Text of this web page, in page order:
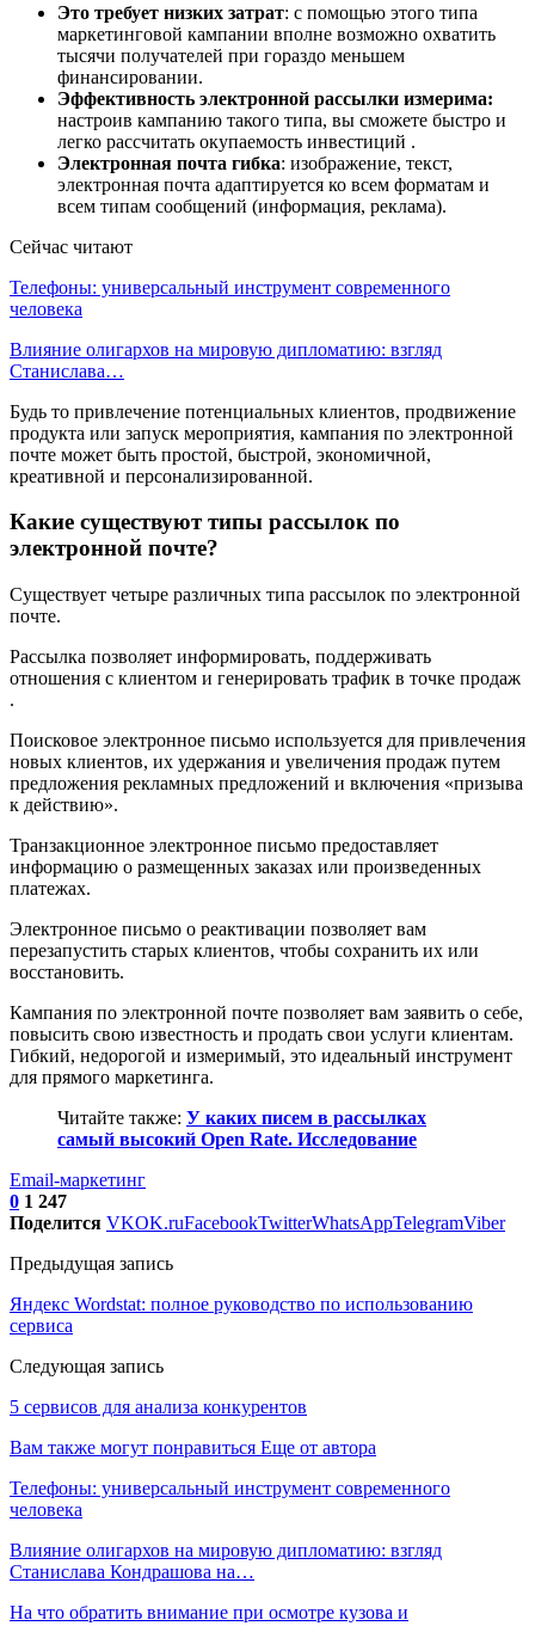
Это требует низких затрат: с помощью этого типа
маркетинговой кампании вполне возможно охватить
тысячи получателей при гораздо меньшем
финансировании.
Эффективность электронной рассылки измерима:
настроив кампанию такого типа, вы сможете быстро и
легко рассчитать окупаемость инвестиций .
Электронная почта гибка: изображение, текст,
электронная почта адаптируется ко всем форматам и
всем типам сообщений (информация, реклама).
Сейчас читают
Телефоны: универсальный инструмент современного
человека
Влияние олигархов на мировую дипломатию: взгляд
Станислава…
Будь то привлечение потенциальных клиентов, продвижение
продукта или запуск мероприятия, кампания по электронной
почте может быть простой, быстрой, экономичной,
креативной и персонализированной.
Какие существуют типы рассылок по
электронной почте?
Существует четыре различных типа рассылок по электронной
почте.
Рассылка позволяет информировать, поддерживать
отношения с клиентом и генерировать трафик в точке продаж
.
Поисковое электронное письмо используется для привлечения
новых клиентов, их удержания и увеличения продаж путем
предложения рекламных предложений и включения «призыва
к действию».
Транзакционное электронное письмо предоставляет
информацию о размещенных заказах или произведенных
платежах.
Электронное письмо о реактивации позволяет вам
перезапустить старых клиентов, чтобы сохранить их или
восстановить.
Кампания по электронной почте позволяет вам заявить о себе,
повысить свою известность и продать свои услуги клиентам.
Гибкий, недорогой и измеримый, это идеальный инструмент
для прямого маркетинга.
Читайте также: У каких писем в рассылках
самый высокий Open Rate. Исследование
Email-маркетинг
0 1 247
Поделится VKOK.ruFacebookTwitterWhatsAppTelegramViber
Предыдущая запись
Яндекс Wordstat: полное руководство по использованию
сервиса
Следующая запись
5 сервисов для анализа конкурентов
Вам также могут понравиться Еще от автора
Телефоны: универсальный инструмент современного
человека
Влияние олигархов на мировую дипломатию: взгляд
Станислава Кондрашова на…
На что обратить внимание при осмотре кузова и